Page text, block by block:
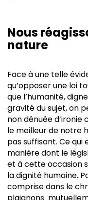
Nous
nature
Face à une telle
qu’opposer une loi
que l’humanité,
gravité du sujet, on
non dénuée
le meilleur de notre
pas suffisant. Ce qui
manière dont le
et à cette occasion
la dignité humaine.
comprise dans le
plaignons